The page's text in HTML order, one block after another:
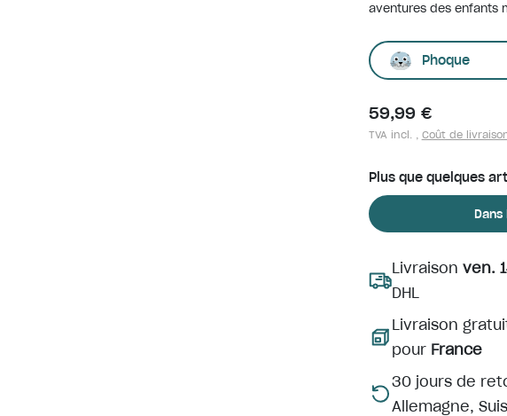
aventures des enfants
Phoque
59,99 €
TVA incl. , Coût de
Plus que quelques
Livraison ven.
DHL
Livraison
pour France
30 jours de
Allemagne,